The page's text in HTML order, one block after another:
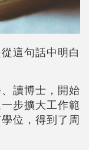
這句話中明白
讀博士，開始
步擴大工作範
位，得到了周